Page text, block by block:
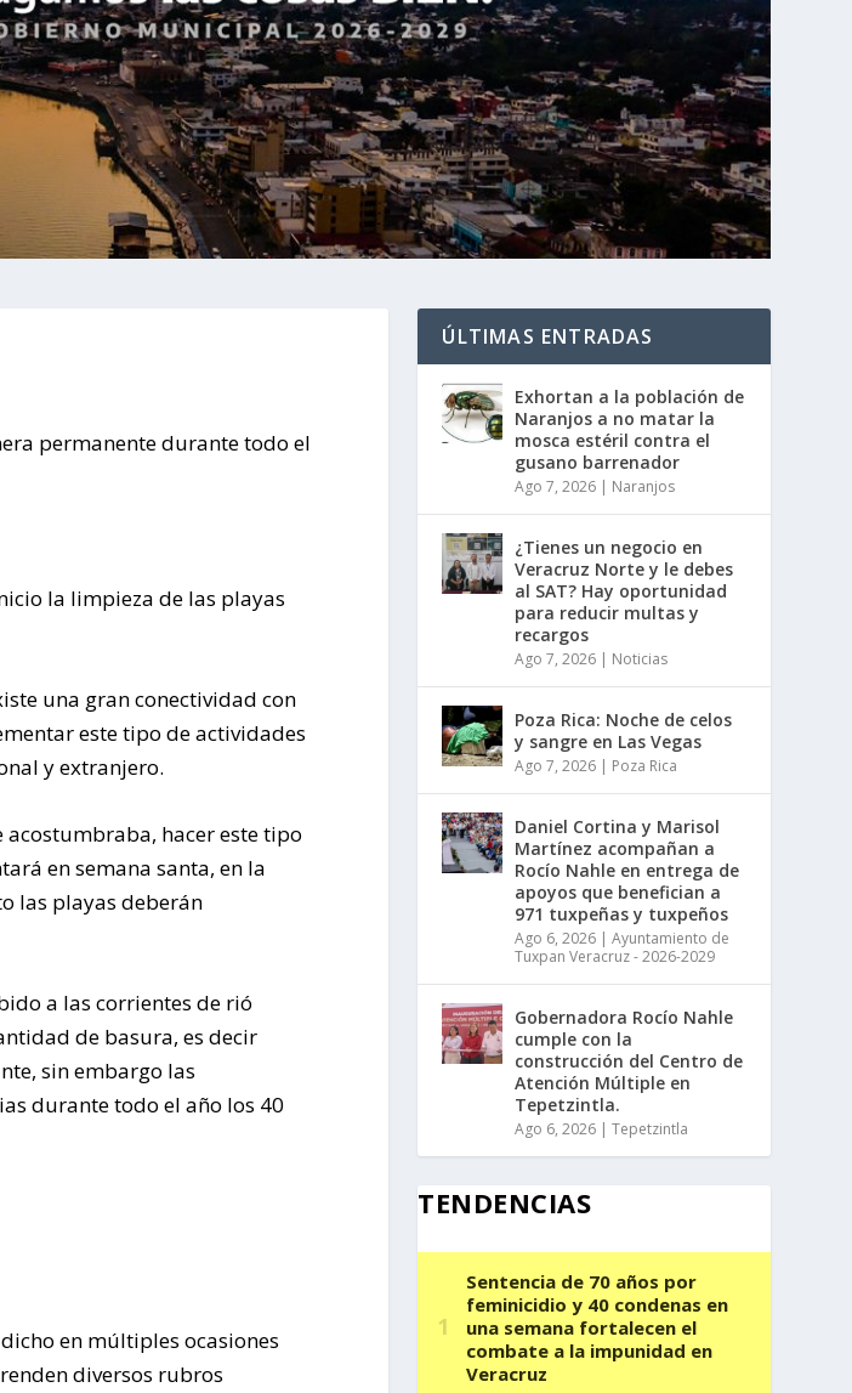
permanente durante todo el
la limpieza de las playas
una gran conectividad con
este tipo de actividades
y extranjero.
acostumbraba, hacer este tipo
en semana santa, en la
las playas deberán
a las corrientes de rió
de basura, es decir
sin embargo las
durante todo el año los 40
en múltiples ocasiones
diversos rubros
ÚLTIMAS ENTRADAS
Exhortan a la población de
Naranjos a no matar la
mosca estéril contra el
gusano barrenador
Ago 7, 2026 | Naranjos
¿Tienes un negocio en
Veracruz Norte y le debes
al SAT? Hay oportunidad
para reducir multas y
recargos
Ago 7, 2026 | Noticias
Poza Rica: Noche de celos
y sangre en Las Vegas
Ago 7, 2026 | Poza Rica
Daniel Cortina y Marisol
Martínez acompañan a
Rocío Nahle en entrega de
apoyos que benefician a
971 tuxpeñas y tuxpeños
Ago 6, 2026 |Ayuntamiento de
Tuxpan Veracruz - 2026-2029
Gobernadora Rocío Nahle
cumple con la
construcción del Centro de
Atención Múltiple en
Tepetzintla.
Ago 6, 2026 |Tepetzintla
TENDENCIAS